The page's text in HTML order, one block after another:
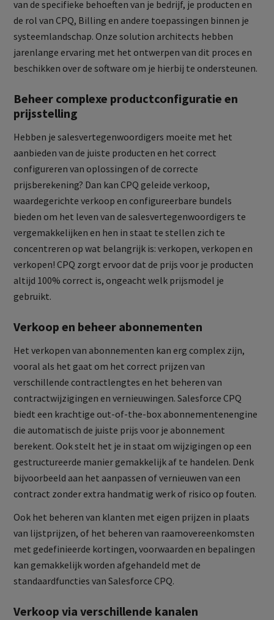
van de specifieke behoeften van je bedrijf, je producten en
de rol van CPQ, Billing en andere toepassingen binnen je
systeemlandschap. Onze solution architects hebben
jarenlange ervaring met het ontwerpen van dit proces en
beschikken over de software om je hierbij te ondersteunen.
Beheer complexe productconfiguratie en
prijsstelling
Hebben je salesvertegenwoordigers moeite met het
aanbieden van de juiste producten en het correct
configureren van oplossingen of de correcte
prijsberekening? Dan kan CPQ geleide verkoop,
waardegerichte verkoop en configureerbare bundels
bieden om het leven van de salesvertegenwoordigers te
vergemakkelijken en hen in staat te stellen zich te
concentreren op wat belangrijk is: verkopen, verkopen en
verkopen! CPQ zorgt ervoor dat de prijs voor je producten
altijd 100% correct is, ongeacht welk prijsmodel je
gebruikt.
Verkoop en beheer abonnementen
Het verkopen van abonnementen kan erg complex zijn,
vooral als het gaat om het correct prijzen van
verschillende contractlengtes en het beheren van
contractwijzigingen en vernieuwingen. Salesforce CPQ
biedt een krachtige out-of-the-box abonnementenengine
die automatisch de juiste prijs voor je abonnement
berekent. Ook stelt het je in staat om wijzigingen op een
gestructureerde manier gemakkelijk af te handelen. Denk
bijvoorbeeld aan het aanpassen of vernieuwen van een
contract zonder extra handmatig werk of risico op fouten.
Ook het beheren van klanten met eigen prijzen in plaats
van lijstprijzen, of het beheren van raamovereenkomsten
met gedefinieerde kortingen, voorwaarden en bepalingen
kan gemakkelijk worden afgehandeld met de
standaardfuncties van Salesforce CPQ.
Verkoop via verschillende kanalen